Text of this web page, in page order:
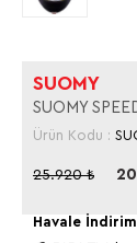
SUOMY
SUOMY
Ürün Kodu :
25.920₺
Havale